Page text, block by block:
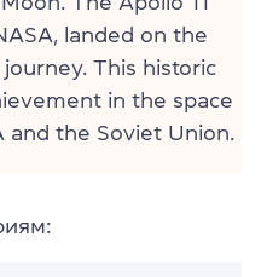
landed on the
This historic
in the space
the Soviet Union.